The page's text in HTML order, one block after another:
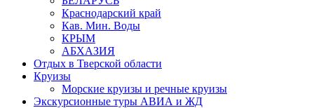
Краснодарский край
Кав. Мин. Воды
КРЫМ
АБХАЗИЯ
Отдых в Тверской области
Круизы
Морские круизы и речные круизы
Экскурсионные туры АВИА и ЖД